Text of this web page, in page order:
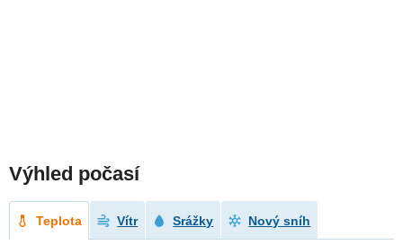
Výhled počasí
Teplota Vítr Srážky Nový sníh